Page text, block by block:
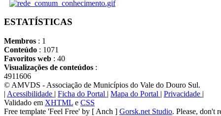
ESTATÍSTICAS
Membros : 1
Conteúdo : 1071
Favoritos web : 40
Visualizações de conteúdos :
4911606
© AMVDS - Associação de Municípios do Vale do Douro Sul.
| Acessibilidade | Ficha do Portal | Mapa do Portal | Privacidade |
Validado em XHTML e CSS
Free template 'Feel Free' by [ Anch ] Gorsk.net Studio. Please, don't